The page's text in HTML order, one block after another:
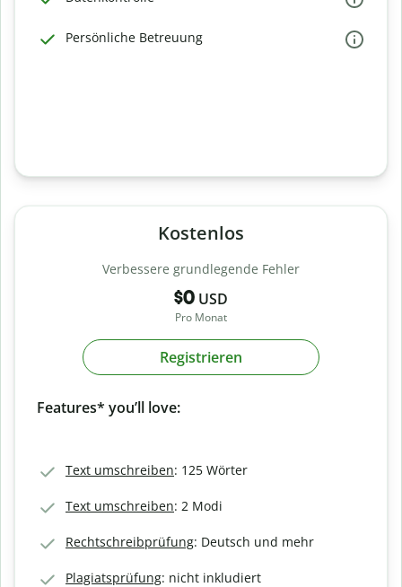
Persönliche Betreuung
Kostenlos
Verbessere grundlegende Fehler
$0 USD
Pro Monat
Registrieren
Features* you’ll love:
Text umschreiben: 125 Wörter
Text umschreiben: 2 Modi
Rechtschreibprüfung: Deutsch und mehr
Plagiatsprüfung: nicht inkludiert